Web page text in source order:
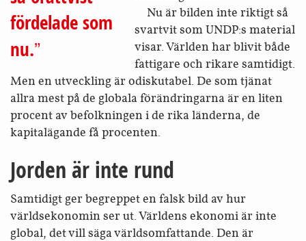
fördelade som
nu.
Nu är bilden inte riktigt så
svartvit som UNDP:s material
visar. Världen har blivit både
fattigare och rikare samtidigt.
Men en utveckling är odiskutabel. De som tjänat
allra mest på de globala förändringarna är en liten
procent av befolkningen i de rika länderna, de
kapitalägande få procenten.
Jorden är inte rund
Samtidigt ger begreppet en falsk bild av hur
världsekonomin ser ut. Världens ekonomi är inte
global, det vill säga världsomfattande. Den är